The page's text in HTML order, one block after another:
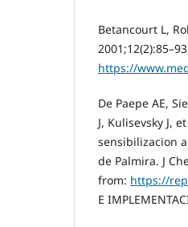
Betancourt L,
https://
De Paepe AE,
J, Kulisevsky J,
sensibilizacion
de Palmira. J
from: https://
E